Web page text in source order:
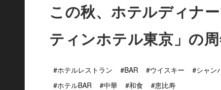
この秋、ホテルディナ
ティンホテル東京」の
#ホテルレストラン #BAR #ウイスキー
#シャン
#ホテルBAR
#中華 #和食 #恵比寿